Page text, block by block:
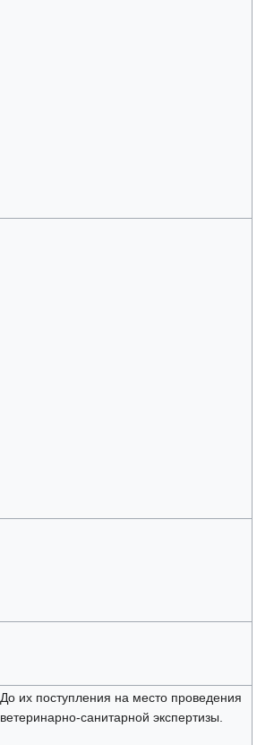
До их поступления на место проведения
ветеринарно-санитарной экспертизы.